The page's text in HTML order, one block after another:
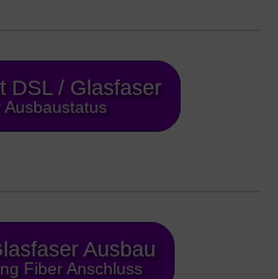
DSL / Glasfaser
Ausbaustatus
Ausbau
Fiber Anschluss